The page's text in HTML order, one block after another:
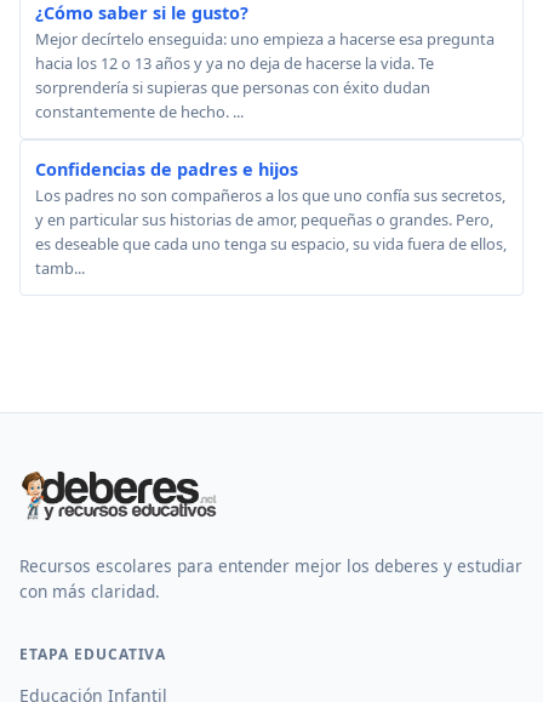
¿Cómo saber si le gusto?
Mejor decírtelo enseguida: uno empieza a hacerse esa pregunta
hacia los 12 o 13 años y ya no deja de hacerse la vida. Te
sorprendería si supieras que personas con éxito dudan
constantemente de hecho. ...
Confidencias de padres e hijos
Los padres no son compañeros a los que uno confía sus secretos,
y en particular sus historias de amor, pequeñas o grandes. Pero,
es deseable que cada uno tenga su espacio, su vida fuera de ellos,
tamb...
Recursos escolares para entender mejor los deberes y estudiar
con más claridad.
ETAPA EDUCATIVA
Educación Infantil